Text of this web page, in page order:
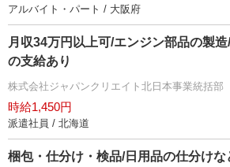
アルバイト・パート / 大阪府
月収34万円以上可/エンジン部品の製
の支給あり
株式会社ジャパンクリエイト北日本事業統括部
時給1,450円
派遣社員 / 北海道
梱包・仕分け・検品/日用品の仕分け